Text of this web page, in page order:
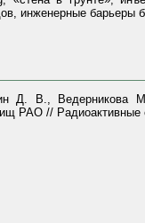
инженерные барьеры
Д. В., Ведерникова
РАО //